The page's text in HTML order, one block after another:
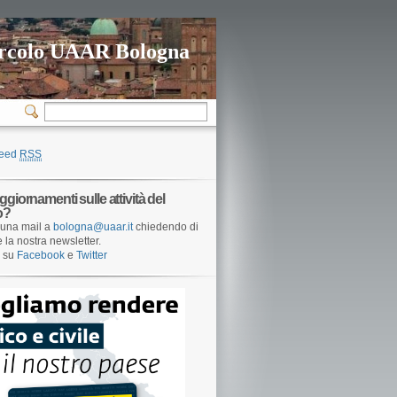
UAAR Bologna
RSS
sulle attività del
mail a bologna@uaar.itchiedendo di
la nostra newsletter.
su Facebook e Twitter